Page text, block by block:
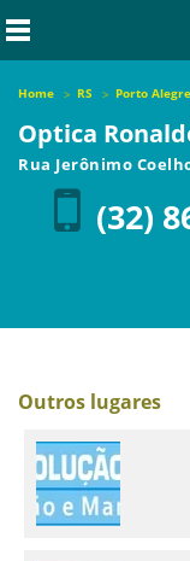
Home RS Porto Alegre
Optica
Rua Jerônimo
(32)
Outros lugares